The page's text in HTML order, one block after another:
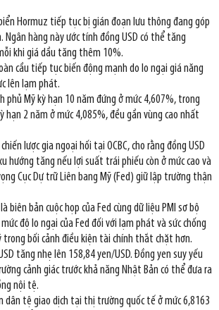
Hormuz tiếp tục bị gián đoạn lưu thông đang góp
Ngân hàng này ước tính đồng USD có thể tăng
khi giá dầu tăng thêm 10%.
cầu tiếp tục biến động mạnh do lo ngại giá năng
lên lạm phát.
phủ Mỹ kỳ hạn 10 năm đứng ở mức 4,607%, trong
hạn 2 năm ở mức 4,085%, đều gần vùng cao nhất
lược gia ngoại hối tại OCBC, cho rằng đồng USD
hướng tăng nếu lợi suất trái phiếu còn ở mức cao và
Cục Dự trữ Liên bang Mỹ (Fed) giữ lập trường thận
biên bản cuộc họp của Fed cùng dữ liệu PMI sơ bộ
độ lo ngại của Fed đối với lạm phát và sức chống
trong bối cảnh điều kiện tài chính thắt chặt hơn.
tăng nhẹ lên 158,84 yen/USD. Đồng yen suy yếu
cảnh giác trước khả năng Nhật Bản có thể đưa ra
nội tệ.
dân tệ giao dịch tại thị trường quốc tế ở mức 6,8163